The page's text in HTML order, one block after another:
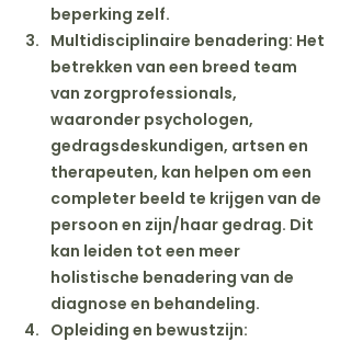
beperking zelf.
Multidisciplinaire benadering: Het
betrekken van een breed team
van zorgprofessionals,
waaronder psychologen,
gedragsdeskundigen, artsen en
therapeuten, kan helpen om een
completer beeld te krijgen van de
persoon en zijn/haar gedrag. Dit
kan leiden tot een meer
holistische benadering van de
diagnose en behandeling.
Opleiding en bewustzijn: